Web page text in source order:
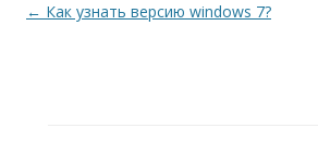
Навигация по записям
← Как узнать версию windows 7?